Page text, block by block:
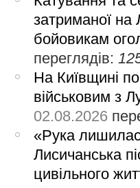
затриманої на
бойовикам
переглядів:
На Київщині
військовим з
02.08.2026
«Рука
Лисичанська
цивільного